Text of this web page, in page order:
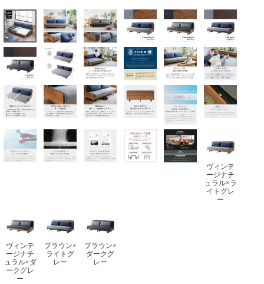
ヴィンテ
ージナチ
ュラル×ラ
イトグレ
ー
ヴィンテ
ージナチ
ュラル×ダ
ークグレ
ー
ブラウン×
ライトグ
レー
ブラウン×
ダークグ
レー